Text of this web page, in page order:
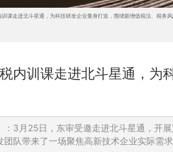
训课走进北斗星通，为科技研发企业量身打造，围绕新增值税法、税务
内训课走进北斗星通，为
：3月25日，东审受邀走进北斗星通，开
团队带来了一场聚焦高新技术企业实际需